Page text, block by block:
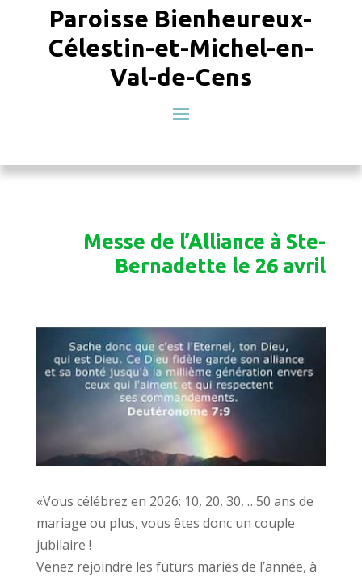
Paroisse Bienheureux-
Célestin-et-Michel-en-
Val-de-Cens
Messe de l’Alliance à Ste-
Bernadette le 26 avril
«Vous célébrez en 2026: 10, 20, 30, …50 ans de
mariage ou plus, vous êtes donc un couple
jubilaire !
Venez rejoindre les futurs mariés de l’année, à